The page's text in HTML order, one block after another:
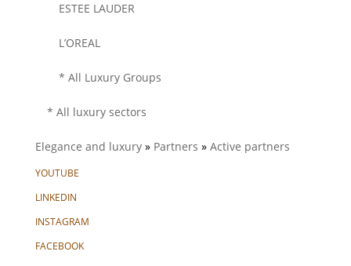
ESTEE LAUDER
L’OREAL
* All Luxury Groups
* All luxury sectors
Elegance and luxury» Partners » Active partners
YOUTUBE
LINKEDIN
INSTAGRAM
FACEBOOK